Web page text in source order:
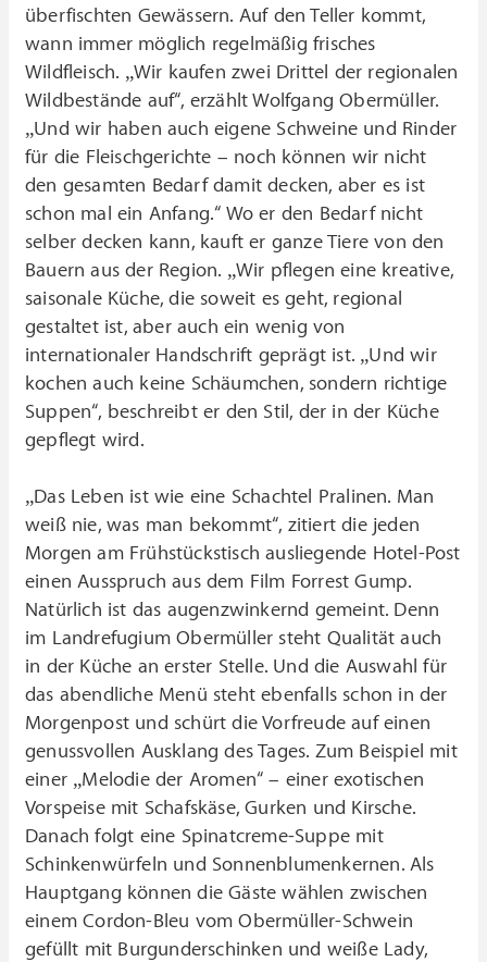
überfischten Gewässern. Auf den Teller kommt,
wann immer möglich regelmäßig frisches
Wildfleisch. „Wir kaufen zwei Drittel der regionalen
Wildbestände auf“, erzählt Wolfgang Obermüller.
„Und wir haben auch eigene Schweine und Rinder
für die Fleischgerichte – noch können wir nicht
den gesamten Bedarf damit decken, aber es ist
schon mal ein Anfang.“ Wo er den Bedarf nicht
selber decken kann, kauft er ganze Tiere von den
Bauern aus der Region. „Wir pflegen eine kreative,
saisonale Küche, die soweit es geht, regional
gestaltet ist, aber auch ein wenig von
internationaler Handschrift geprägt ist. „Und wir
kochen auch keine Schäumchen, sondern richtige
Suppen“, beschreibt er den Stil, der in der Küche
gepflegt wird.
„Das Leben ist wie eine Schachtel Pralinen. Man
weiß nie, was man bekommt“, zitiert die jeden
Morgen am Frühstückstisch ausliegende Hotel-Post
einen Ausspruch aus dem Film Forrest Gump.
Natürlich ist das augenzwinkernd gemeint. Denn
im Landrefugium Obermüller steht Qualität auch
in der Küche an erster Stelle. Und die Auswahl für
das abendliche Menü steht ebenfalls schon in der
Morgenpost und schürt die Vorfreude auf einen
genussvollen Ausklang des Tages. Zum Beispiel mit
einer „Melodie der Aromen“ – einer exotischen
Vorspeise mit Schafskäse, Gurken und Kirsche.
Danach folgt eine Spinatcreme-Suppe mit
Schinkenwürfeln und Sonnenblumenkernen. Als
Hauptgang können die Gäste wählen zwischen
einem Cordon-Bleu vom Obermüller-Schwein
gefüllt mit Burgunderschinken und weiße Lady,